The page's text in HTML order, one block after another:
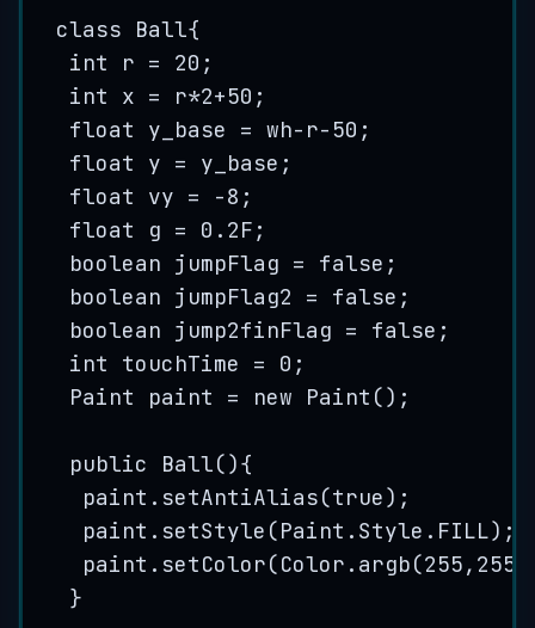
class Ball{
int
r = 20 ;
int
x = r*2+50 ;
float
y_base = wh- r-50 ;
float
y = y_base;
float
vy = -8 ;
float
g = 0.2F ;
boolean jumpFlag = false ;
boolean jumpFlag2 = false ;
boolean jump2finFlag = false ;
int
touchTime = 0 ;
Paint
paint = new Paint () ;
public Ball(){
paint . setAntiAlias(true) ;
paint . setStyle (Paint . Style . FILL) ;
paint . setColor(Color . argb(255, 255
}